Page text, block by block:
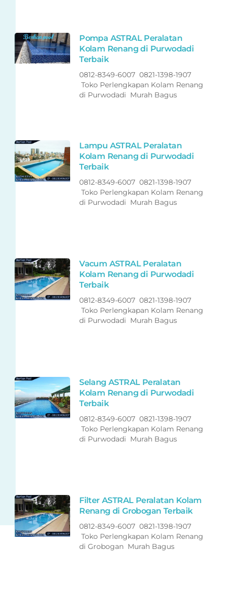
Pompa ASTRAL Peralatan
Kolam Renang di Purwodadi
Terbaik
0812-8349-6007 0821-1398-1907
Toko Perlengkapan Kolam Renang
di Purwodadi Murah Bagus
Lampu ASTRAL Peralatan
Kolam Renang di Purwodadi
Terbaik
0812-8349-6007 0821-1398-1907
Toko Perlengkapan Kolam Renang
di Purwodadi Murah Bagus
Vacum ASTRAL Peralatan
Kolam Renang di Purwodadi
Terbaik
0812-8349-6007 0821-1398-1907
Toko Perlengkapan Kolam Renang
di Purwodadi Murah Bagus
Selang ASTRAL Peralatan
Kolam Renang di Purwodadi
Terbaik
0812-8349-6007 0821-1398-1907
Toko Perlengkapan Kolam Renang
di Purwodadi Murah Bagus
Filter ASTRAL Peralatan Kolam
Renang di Grobogan Terbaik
0812-8349-6007 0821-1398-1907
Toko Perlengkapan Kolam Renang
di Grobogan Murah Bagus